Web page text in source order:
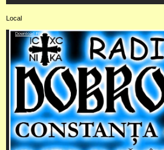
Local
Video
Player
Download File